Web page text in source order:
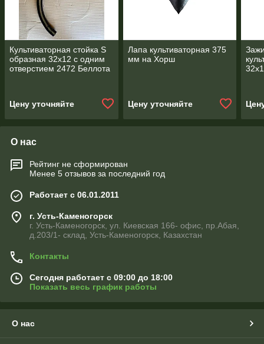
Культиваторная стойка S
образная 32х12 с одним
отверстием 2472 Беллота
Цену уточняйте
Лапа культиваторная 375
мм на Хорш
Цену уточняйте
О нас
Рейтинг не сформирован
Менее 5 отзывов за последний год
Работает с 06.01.2011
г. Усть-Каменогорск
г. Усть-Каменогорск, ул. Киевская 166- офис, пр.Абая,
д.203/1- склад, Усть-Каменогорск, Казахстан
Контакты
Сегодня работает с 09:00 до 18:00
Показать весь график работы
О нас